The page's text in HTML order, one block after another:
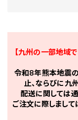
【九州の一部地域
令和8年熊本地震
止、ならびに九
配送に関しては
ご注文に際しまし